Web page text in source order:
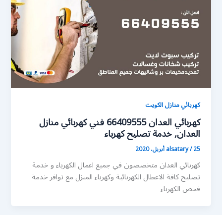
كهربائي منازل الكويت
كهربائي العدان 66409555 فني كهربائي منازل
العدان, خدمة تصليح كهرباء
alsatary/25 أبريل، 2020
كهربائي العدان متخصصون في جميع اعمال الكهرباء و خدمة
تصليح كافة الاعطال الكهربائية وكهرباء المنزل مع توافر خدمة
فحص الكهرباء